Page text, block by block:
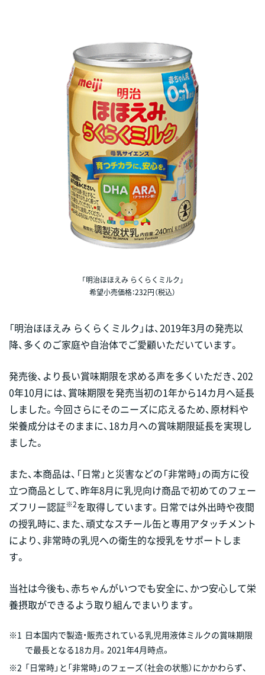
「明治ほほえみ らくらくミルク」
希望小売価格：232円（税込）
「明治ほほえみ らくらくミルク」は、2019年3月の発売以
降、多くのご家庭や自治体でご愛顧いただいています。
発売後、より長い賞味期限を求める声を多くいただき、202
0年10月には、賞味期限を発売当初の1年から14カ月へ延長
しました。今回さらにそのニーズに応えるため、原材料や
栄養成分はそのままに、18カ月への賞味期限延長を実現し
ました。
また、本商品は、「日常」と災害などの「非常時」の両方に役
立つ商品として、昨年8月に乳児向け商品で初めてのフェー
ズフリー認証※2を取得しています。日常では外出時や夜間
の授乳時に、また、頑丈なスチール缶と専用アタッチメント
により、非常時の乳児への衛生的な授乳をサポートしま
す。
当社は今後も、赤ちゃんがいつでも安全に、かつ安心して栄
養摂取ができるよう取り組んでまいります。
※1 日本国内で製造・販売されている乳児用液体ミルクの賞味期限
で最長となる18カ月。2021年4月時点。
※2 「日常時」と「非常時」のフェーズ（社会の状態）にかかわらず、